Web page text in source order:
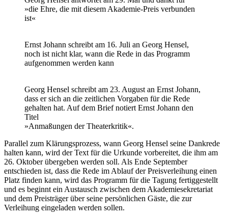
»die Ehre, die mit diesem Akademie-Preis verbunden
ist«
Ernst Johann schreibt am 16. Juli an Georg Hensel,
noch ist nicht klar, wann die Rede in das Programm
aufgenommen werden kann
Georg Hensel schreibt am 23. August an Ernst Johann,
dass er sich an die zeitlichen Vorgaben für die Rede
gehalten hat. Auf dem Brief notiert Ernst Johann den
Titel
»Anmaßungen der Theaterkritik«.
Parallel zum Klärungsprozess, wann Georg Hensel seine Dankrede
halten kann, wird der Text für die Urkunde vorbereitet, die ihm am
26. Oktober übergeben werden soll. Als Ende September
entschieden ist, dass die Rede im Ablauf der Preisver­leihung einen
Platz finden kann, wird das Programm für die Tagung fertiggestellt
und es beginnt ein Austausch zwischen dem Akademiesekretariat
und dem Preis­träger über seine persönlichen Gäste, die zur
Verleihung eingeladen werden sollen.